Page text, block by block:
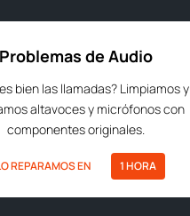
Problemas de Audio
bien las llamadas? Limpiamos y
altavoces y micrófonos con
componentes originales.
REPARAMOS EN 1 HORA